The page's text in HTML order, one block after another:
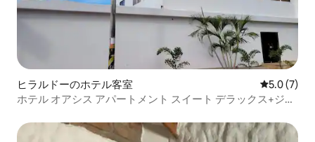
ヒラルドーのホテル客室 レビュー7
5.0 (7)
ホテル オアシス アパートメント スイート デラックス+ジャ